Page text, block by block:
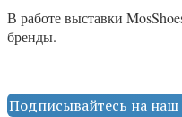
В работе выставки
бренды.
Подписывайтесь на наш